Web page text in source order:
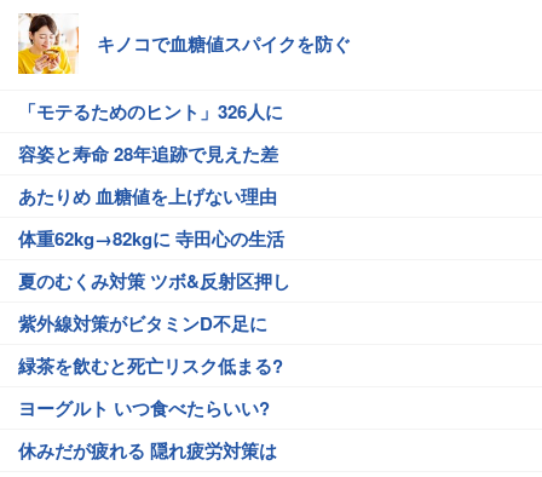
キノコで血糖値スパイクを防ぐ
「モテるためのヒント」326人に
容姿と寿命 28年追跡で見えた差
あたりめ 血糖値を上げない理由
体重62kg→82kgに 寺田心の生活
夏のむくみ対策 ツボ&反射区押し
紫外線対策がビタミンD不足に
緑茶を飲むと死亡リスク低まる?
ヨーグルト いつ食べたらいい?
休みだが疲れる 隠れ疲労対策は